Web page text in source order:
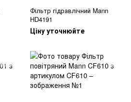
Фільтр гідравлічний Mann
HD4191
Ціну уточнюйте